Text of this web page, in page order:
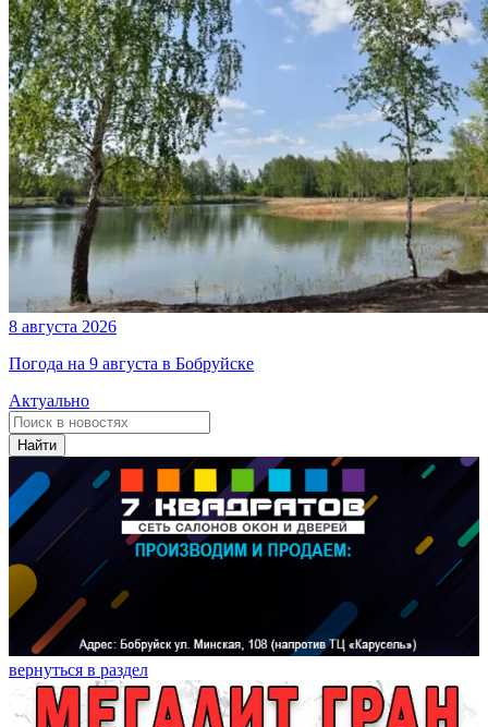
8 августа 2026
Погода на 9 августа в Бобруйске
Актуально
Найти
вернуться в раздел